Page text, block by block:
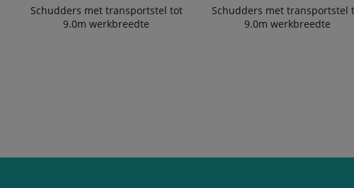
Schudders met transportstel tot
9.0m werkbreedte
Schudders met transportstel
9.0m werkbreedte